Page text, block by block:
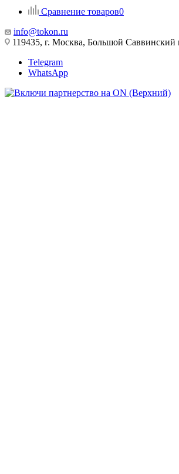
Сравнение товаров0
info@tokon.ru
119435, г. Москва, Большой Саввинский
Telegram
WhatsApp